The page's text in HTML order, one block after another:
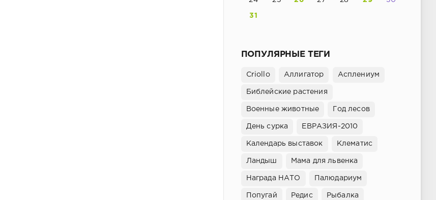
31
ПОПУЛЯРНЫЕ ТЕГИ
Criollo Аллигатор Асплениум
Библейские растения
Военные животные Год лесов
День сурка ЕВРАЗИЯ-2010
Календарь выставок Клематис
Ландыш Мама для львенка
Награда НАТО Палюдариум
Попугай Редис Рыбалка